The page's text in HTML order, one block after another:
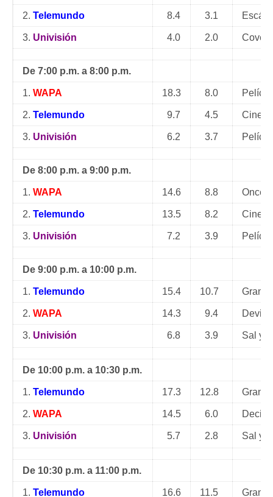
2. Telemundo 8.4 3.1
3. Univisión 4.0 2.0 Covert
De 7:00 p.m. a 8:00 p.m.
1. WAPA 18.3 8.0
2. Telemundo 9.7 4.5 Cine
3. Univisión 6.2 3.7
De 8:00 p.m. a 9:00 p.m.
1. WAPA 14.6 8.8 Once
2. Telemundo 13.5 8.2 Cine
3. Univisión 7.2 3.9
De 9:00 p.m. a 10:00 p.m.
1. Telemundo 15.4 10.7 Gran
2. WAPA 14.3 9.4
3. Univisión 6.8 3.9 Sal y
De 10:00 p.m. a 10:30 p.m.
1. Telemundo 17.3 12.8 Gran
2. WAPA 14.5 6.0
3. Univisión 5.7 2.8 Sal y
De 10:30 p.m. a 11:00 p.m.
1. Telemundo 16.6 11.5 Gran